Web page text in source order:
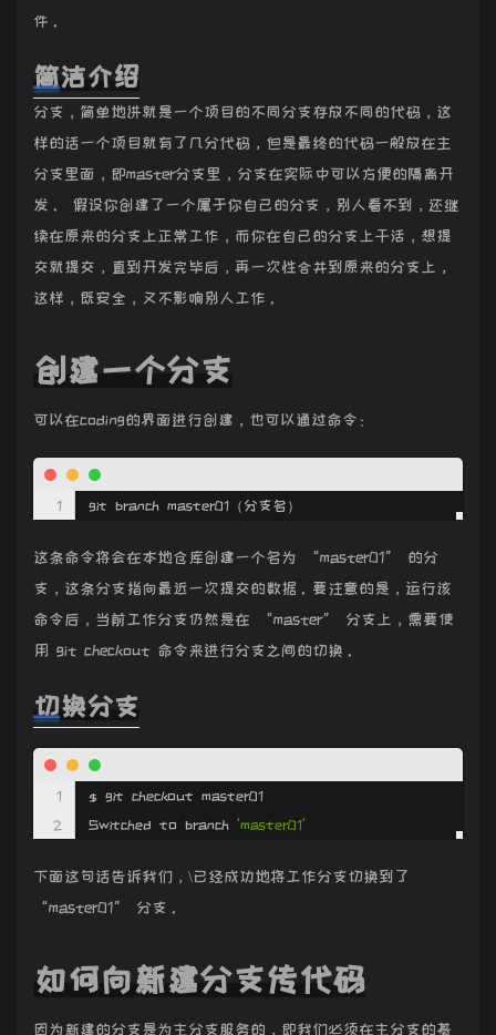
件。
简洁介绍
分支，简单地讲就是一个项目的不同分支存放不同的代码，这
样的话一个项目就有了几分代码，但是最终的代码一般放在主
分支里面，即master分支里，分支在实际中可以方便的隔离开
发。 假设你创建了一个属于你自己的分支，别人看不到，还继
续在原来的分支上正常工作，而你在自己的分支上干活，想提
交就提交，直到开发完毕后，再一次性合并到原来的分支上，
这样，既安全，又不影响别人工作。
创建一个分支
可以在coding的界面进行创建，也可以通过命令：
git branch master01（分支名）
这条命令将会在本地仓库创建一个名为 “master01” 的分
支，这条分支指向最近一次提交的数据。要注意的是，运行该
命令后，当前工作分支仍然是在 “master” 分支上，需要使
用 git checkout 命令来进行分支之间的切换。
切换分支
$ git checkout master01
Switched to branch 'master01'
下面这句话告诉我们，\已经成功地将工作分支切换到了
“master01” 分支。
如何向新建分支传代码
因为新建的分支是为主分支服务的，即我们必须在主分支的基